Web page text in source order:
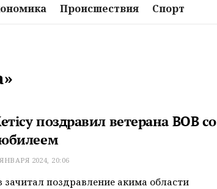
Происшествия Спорт
поздравил ветерана ВОВ со
2024, 20:06
поздравление акима области